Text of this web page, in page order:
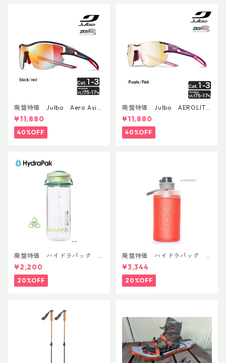
廃盤特価 Julbo Aero Asia
nFit
¥11,880
40%OFF
廃盤特価 Julbo AEROLITE
AsianFit
¥11,880
40%OFF
廃盤特価 ハイドラパック
リーコン ツイスト＆シップ 50
0ml
¥2,200
20%OFF
廃盤特価 ハイドラパック
フラックス 750ml
¥3,344
20%OFF